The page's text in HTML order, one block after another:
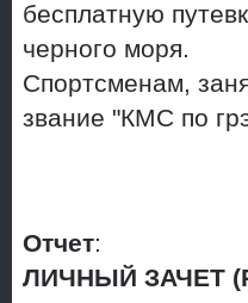
бесплатную
черного моря.
Спортсменам,
звание "КМС по
Отчет:
ЛИЧНЫЙ ЗАЧЕТ